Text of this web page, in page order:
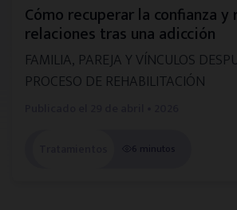
Cómo recuperar la confianza
relaciones tras una adicción
FAMILIA, PAREJA Y VÍNCULOS
PROCESO DE REHABILITACIÓN
6 minutos